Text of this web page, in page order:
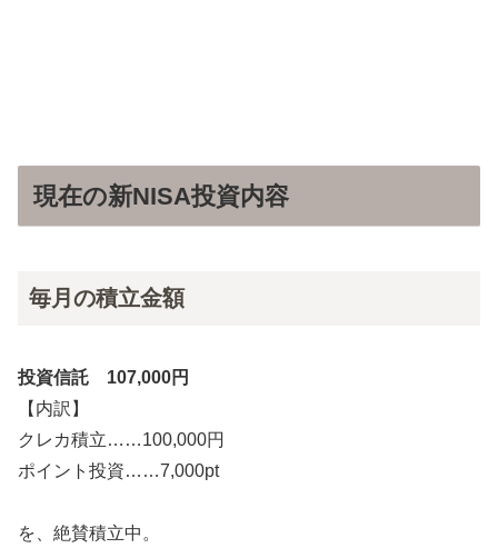
現在の新NISA投資内容
毎月の積立金額
投資信託 107,000円
【内訳】
クレカ積立……100,000円
ポイント投資……7,000pt
を、絶賛積立中。